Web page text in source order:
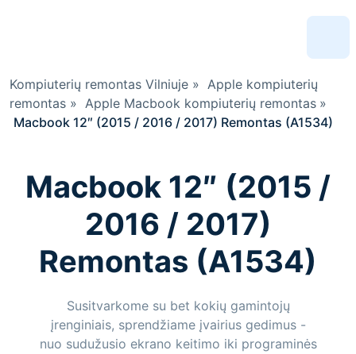
Kompiuterių remontas Vilniuje » Apple kompiuterių
remontas » Apple Macbook kompiuterių remontas »
Macbook 12″ (2015 / 2016 / 2017) Remontas (A1534)
Macbook 12″ (2015 /
2016 / 2017)
Remontas (A1534)
Susitvarkome su bet kokių gamintojų
įrenginiais, sprendžiame įvairius gedimus -
nuo sudužusio ekrano keitimo iki programinės